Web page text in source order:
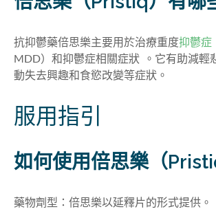
抗抑鬱藥倍思樂主要用於治療重度抑鬱症
MDD）和抑鬱症相關症狀 。它有助減輕
動失去興趣和食慾改變等症狀。
服用指引
如何使用倍思樂（
藥物劑型：倍思樂以延釋片的形式提供。